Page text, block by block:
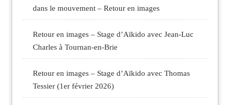
dans le mouvement – Retour en images
Retour en images – Stage d’Aïkido avec Jean-Luc
Charles à Tournan-en-Brie
Retour en images – Stage d’Aïkido avec Thomas
Tessier (1er février 2026)